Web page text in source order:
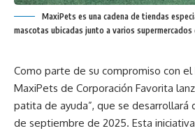
MaxiPets es una cadena de tiendas
mascotas ubicadas junto a varios
Como parte de su compromiso con el
MaxiPets de Corporación Favorita
patita de ayuda”, que se desarrollará
de septiembre de 2025. Esta